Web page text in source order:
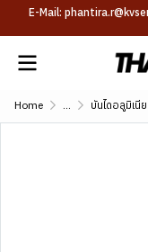
E-Mail:
Home ... บันไดอลูมิเนี